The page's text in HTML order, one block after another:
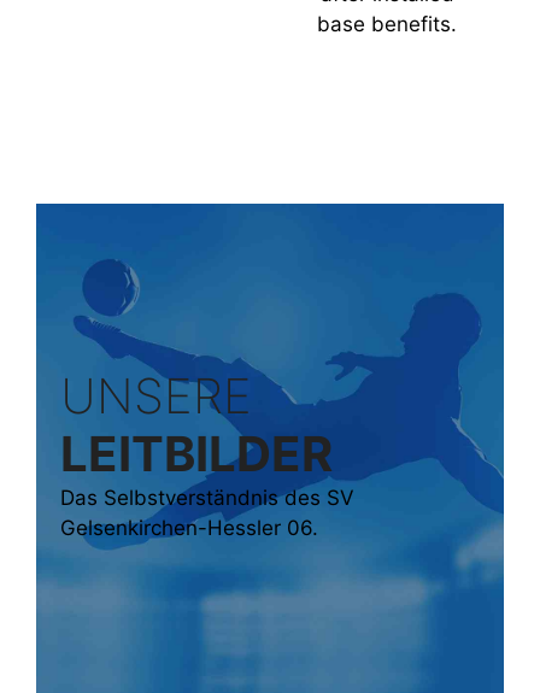
base benefits.
UNSERE
LEITBILDER
Das Selbstverständnis des SV
Gelsenkirchen-Hessler 06.